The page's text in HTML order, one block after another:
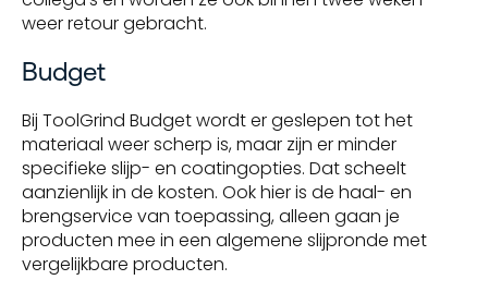
weer retour gebracht.
Budget
Bij ToolGrind Budget wordt er geslepen tot het
materiaal weer scherp is, maar zijn er minder
specifieke slijp- en coatingopties. Dat scheelt
aanzienlijk in de kosten. Ook hier is de haal- en
brengservice van toepassing, alleen gaan je
producten mee in een algemene slijpronde met
vergelijkbare producten.